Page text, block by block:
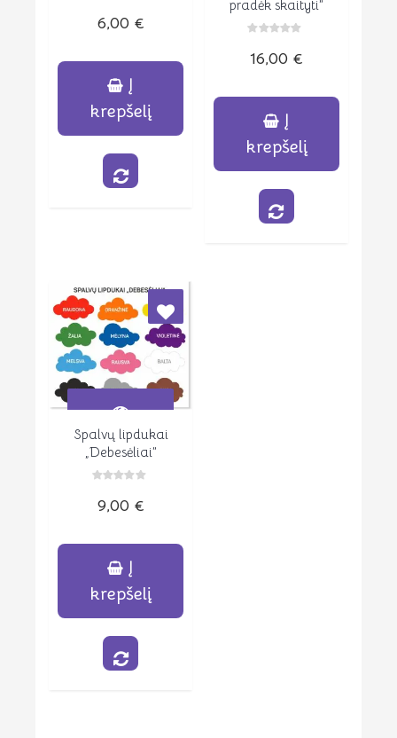
iš6,00 €
Į
krepšelį
pradėk skaityti”
iš
16,00 €
Į
krepšelį
Peržiūrėti
Spalvų lipdukai
„Debesėliai”
iš9,00 €
Į
krepšelį